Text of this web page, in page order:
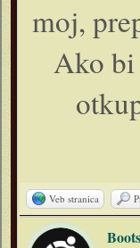
moj,
Ako bi
Veb stranica
Boots